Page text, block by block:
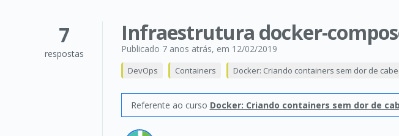
7
respostas
Infraestrutura docker-
Publicado 7 anos atrás, em 12/02/2019
DevOps Containers Docker: Criando containers sem dor de
Referente ao curso Docker: Criando containers sem dor de